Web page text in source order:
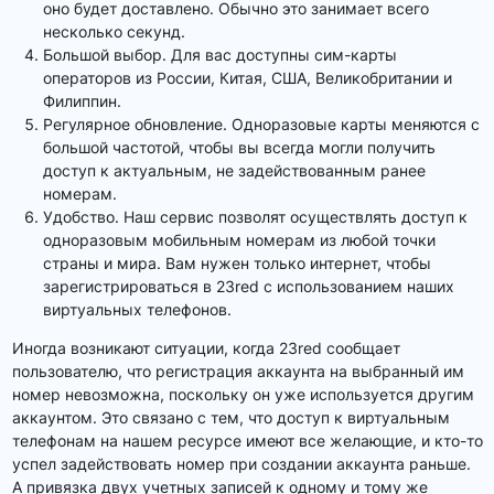
оно будет доставлено. Обычно это занимает всего
несколько секунд.
Большой выбор. Для вас доступны сим-карты
операторов из России, Китая, США, Великобритании и
Филиппин.
Регулярное обновление. Одноразовые карты меняются с
большой частотой, чтобы вы всегда могли получить
доступ к актуальным, не задействованным ранее
номерам.
Удобство. Наш сервис позволят осуществлять доступ к
одноразовым мобильным номерам из любой точки
страны и мира. Вам нужен только интернет, чтобы
зарегистрироваться в 23red с использованием наших
виртуальных телефонов.
Иногда возникают ситуации, когда 23red сообщает
пользователю, что регистрация аккаунта на выбранный им
номер невозможна, поскольку он уже используется другим
аккаунтом. Это связано с тем, что доступ к виртуальным
телефонам на нашем ресурсе имеют все желающие, и кто-то
успел задействовать номер при создании аккаунта раньше.
А привязка двух учетных записей к одному и тому же